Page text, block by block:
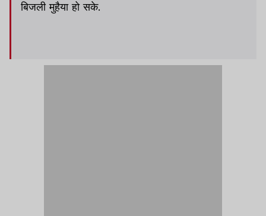
बिजली मुहैया हो सके.